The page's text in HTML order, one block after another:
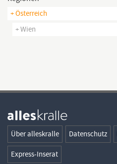
+ Österreich
+ Wien
Über alleskralle Datenschutz
Express-Inserat